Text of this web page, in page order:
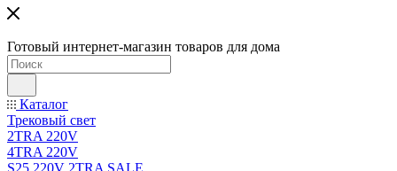
Готовый интернет-магазин товаров для дома
Каталог
Трековый свет
2TRA 220V
4TRA 220V
S25 220V 2TRA SALE